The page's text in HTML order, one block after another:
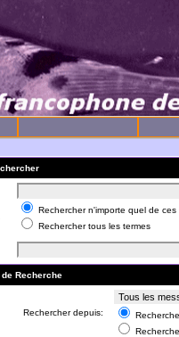
Rechercher n'importe quel de ces
Rechercher tous les termes
Recherche
Rechercher depuis: